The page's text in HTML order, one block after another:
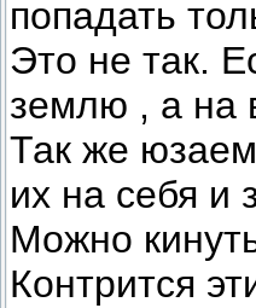
попадать
Это не так.
землю , а на
Так же
их на себя и
Можно
Контрится